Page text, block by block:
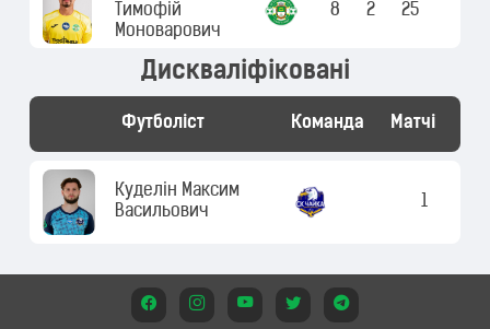
Тимофій
Моноварович
8 2 25
Дискваліфіковані
Футболіст Команда Матчі
Куделін Максим
Васильович
1